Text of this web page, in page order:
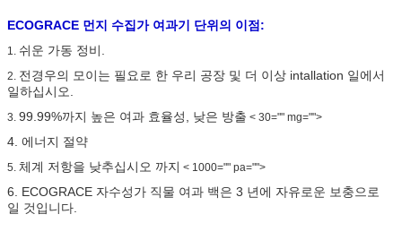
ECOGRACE 먼지 수집가 여과기 단위의 이점:
1. 쉬운 가동 정비.
2. 전경우의 모이는 필요로 한 우리 공장 및 더 이상 intallation 일에서
일하십시오.
3. 99.99%까지 높은 여과 효율성, 낮은 방출 < 30="" mg="">
4. 에너지 절약
5. 체계 저항을 낮추십시오 까지 < 1000="" pa="">
6. ECOGRACE 자수성가 직물 여과 백은 3 년에 자유로운 보충으로
일 것입니다.